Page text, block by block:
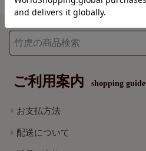
ご利用案内 shopping guide
お支払方法
配送について